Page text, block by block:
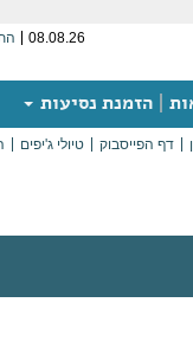
08.08.26
הזמנת נסיעות
דף הפייסבוק טיולי ג'יפים